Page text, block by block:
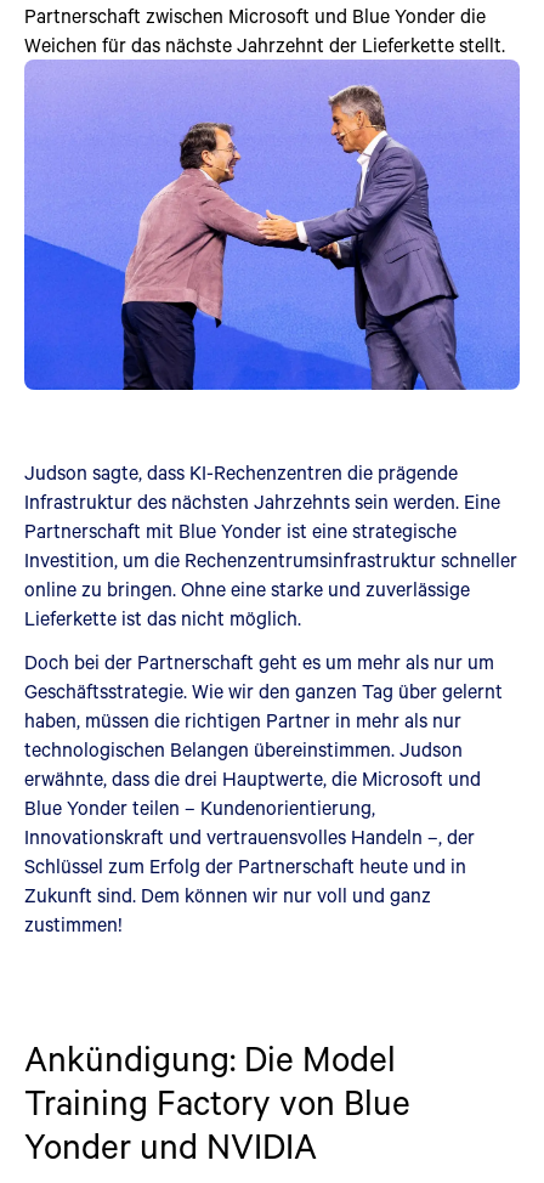
Partnerschaft zwischen Microsoft und Blue Yonder die
Weichen für das nächste Jahrzehnt der Lieferkette stellt.
Judson sagte, dass KI-Rechenzentren die prägende
Infrastruktur des nächsten Jahrzehnts sein werden. Eine
Partnerschaft mit Blue Yonder ist eine strategische
Investition, um die Rechenzentrumsinfrastruktur schneller
online zu bringen. Ohne eine starke und zuverlässige
Lieferkette ist das nicht möglich.
Doch bei der Partnerschaft geht es um mehr als nur um
Geschäftsstrategie. Wie wir den ganzen Tag über gelernt
haben, müssen die richtigen Partner in mehr als nur
technologischen Belangen übereinstimmen. Judson
erwähnte, dass die drei Hauptwerte, die Microsoft und
Blue Yonder teilen – Kundenorientierung,
Innovationskraft und vertrauensvolles Handeln –, der
Schlüssel zum Erfolg der Partnerschaft heute und in
Zukunft sind. Dem können wir nur voll und ganz
zustimmen!
Ankündigung: Die Model
Training Factory von Blue
Yonder und NVIDIA